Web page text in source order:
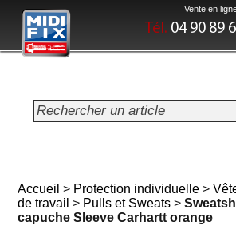
Vente en
Tél. 04 90 89
Accueil > Protection individuelle >
de travail > Pulls et Sweats>
capuche Sleeve Carhartt orange